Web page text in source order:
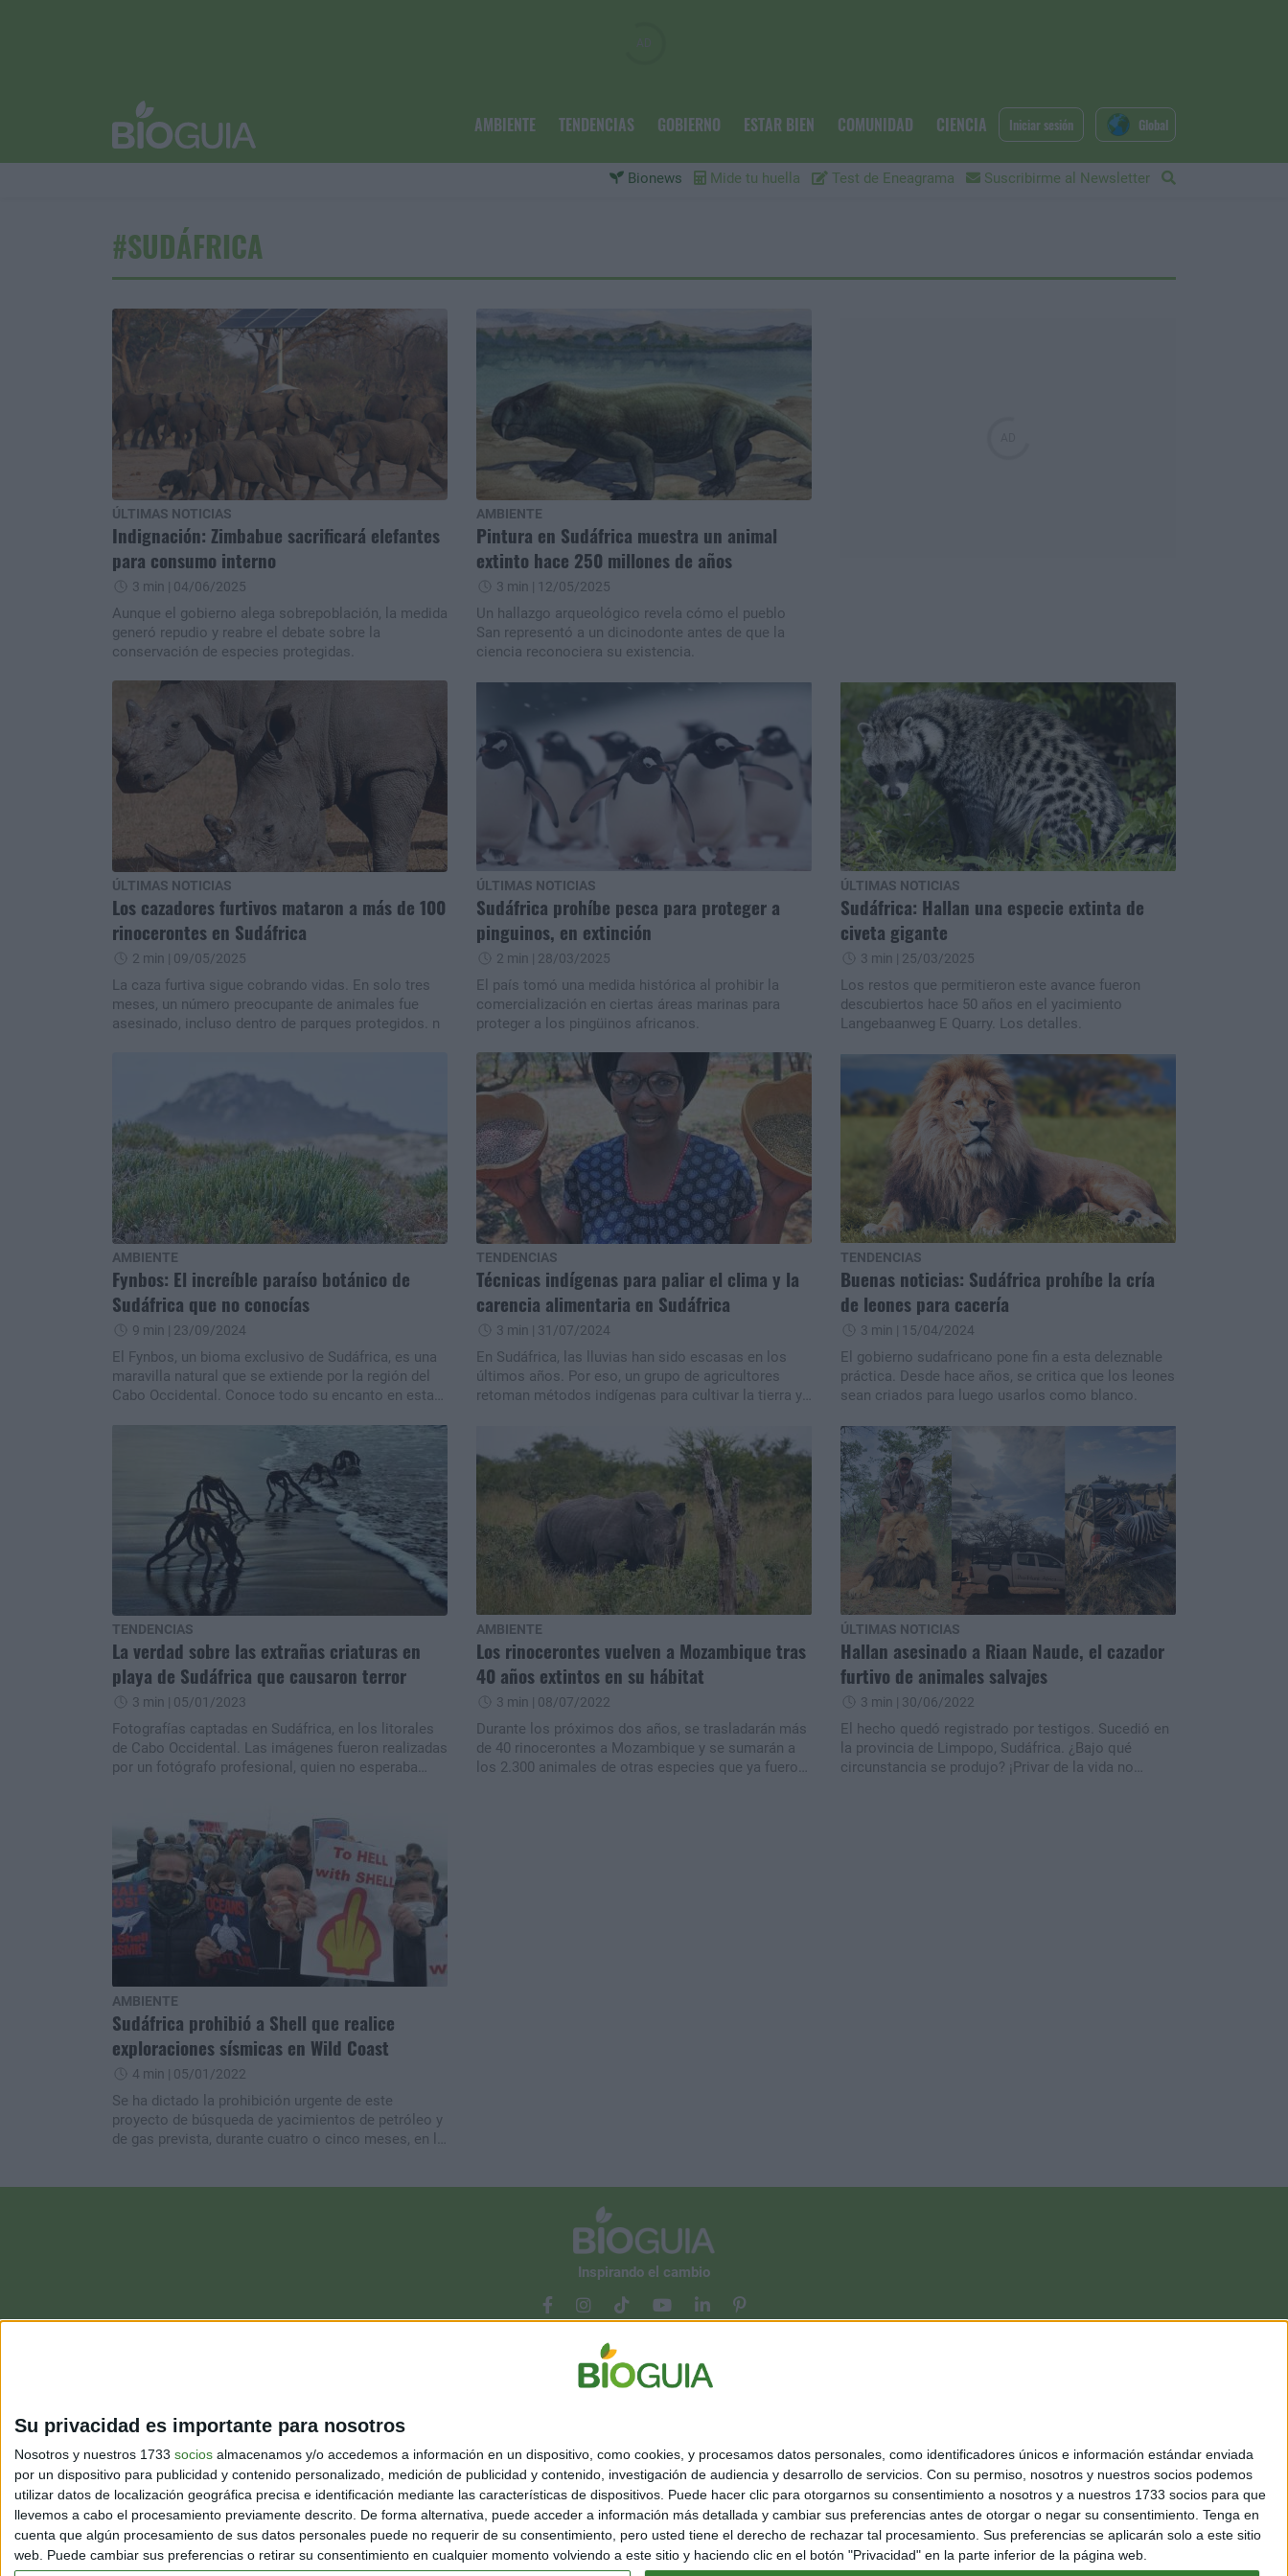
Su privacidad es importante para nosotros
Nosotros y nuestros 1733 socios almacenamos y/o accedemos a información en un dispositivo, como cookies, y procesamos datos personales, como identificadores únicos e información estándar enviada
por un dispositivo para publicidad y contenido personalizado, medición de publicidad y contenido, investigación de audiencia y desarrollo de servicios. Con su permiso, nosotros y nuestros socios podemos
utilizar datos de localización geográfica precisa e identificación mediante las características de dispositivos. Puede hacer clic para otorgarnos su consentimiento a nosotros y a nuestros 1733 socios para que
llevemos a cabo el procesamiento previamente descrito. De forma alternativa, puede acceder a información más detallada y cambiar sus preferencias antes de otorgar o negar su consentimiento. Tenga en
cuenta que algún procesamiento de sus datos personales puede no requerir de su consentimiento, pero usted tiene el derecho de rechazar tal procesamiento. Sus preferencias se aplicarán solo a este sitio
web. Puede cambiar sus preferencias o retirar su consentimiento en cualquier momento volviendo a este sitio y haciendo clic en el botón "Privacidad" en la parte inferior de la página web.
AMBIENTE TENDENCIAS GOBIERNO ESTAR BIEN COMUNIDAD CIENCIA
Bionews Mide tu huella Test de Eneagrama Suscribirme al Newsletter
Iniciar sesión Global
#SUDÁFRICA
ÚLTIMAS NOTICIAS
Indignación: Zimbabue sacrificará elefantes
para consumo interno
3 min | 04/06/2025
Aunque el gobierno alega sobrepoblación, la medida
generó repudio y reabre el debate sobre la
conservación de especies protegidas.
AMBIENTE
Pintura en Sudáfrica muestra un animal
extinto hace 250 millones de años
3 min | 12/05/2025
Un hallazgo arqueológico revela cómo el pueblo
San representó a un dicinodonte antes de que la
ciencia reconociera su existencia.
ÚLTIMAS NOTICIAS
Los cazadores furtivos mataron a más de 100
rinocerontes en Sudáfrica
2 min | 09/05/2025
La caza furtiva sigue cobrando vidas. En solo tres
meses, un número preocupante de animales fue
asesinado, incluso dentro de parques protegidos. n
ÚLTIMAS NOTICIAS
Sudáfrica prohíbe pesca para proteger a
pinguinos, en extinción
2 min | 28/03/2025
El país tomó una medida histórica al prohibir la
comercialización en ciertas áreas marinas para
proteger a los pingüinos africanos.
ÚLTIMAS NOTICIAS
Sudáfrica: Hallan una especie extinta de
civeta gigante
3 min | 25/03/2025
Los restos que permitieron este avance fueron
descubiertos hace 50 años en el yacimiento
Langebaanweg E Quarry. Los detalles.
AMBIENTE
Fynbos: El increíble paraíso botánico de
Sudáfrica que no conocías
9 min | 23/09/2024
El Fynbos, un bioma exclusivo de Sudáfrica, es una
maravilla natural que se extiende por la región del
Cabo Occidental. Conoce todo su encanto en esta
TENDENCIAS
Técnicas indígenas para paliar el clima y la
carencia alimentaria en Sudáfrica
3 min | 31/07/2024
En Sudáfrica, las lluvias han sido escasas en los
últimos años. Por eso, un grupo de agricultores
retoman métodos indígenas para cultivar la tierra y
TENDENCIAS
Buenas noticias: Sudáfrica prohíbe la cría
de leones para cacería
3 min | 15/04/2024
El gobierno sudafricano pone fin a esta deleznable
práctica. Desde hace años, se critica que los leones
sean criados para luego usarlos como blanco.
TENDENCIAS
La verdad sobre las extrañas criaturas en
playa de Sudáfrica que causaron terror
3 min | 05/01/2023
Fotografías captadas en Sudáfrica, en los litorales
de Cabo Occidental. Las imágenes fueron realizadas
por un fotógrafo profesional, quien no esperaba
AMBIENTE
Los rinocerontes vuelven a Mozambique tras
40 años extintos en su hábitat
3 min | 08/07/2022
Durante los próximos dos años, se trasladarán más
de 40 rinocerontes a Mozambique y se sumarán a
los 2.300 animales de otras especies que ya fueron
ÚLTIMAS NOTICIAS
Hallan asesinado a Riaan Naude, el cazador
furtivo de animales salvajes
3 min | 30/06/2022
El hecho quedó registrado por testigos. Sucedió en
la provincia de Limpopo, Sudáfrica. ¿Bajo qué
circunstancia se produjo? ¡Privar de la vida no
AMBIENTE
Sudáfrica prohibió a Shell que realice
exploraciones sísmicas en Wild Coast
4 min | 05/01/2022
Se ha dictado la prohibición urgente de este
proyecto de búsqueda de yacimientos de petróleo y
de gas prevista, durante cuatro o cinco meses, en la
Inspirando el cambio
Contacto
Acerca de nosotros
Política de cookies Política de privacidad Configurar privacidad
©Bioguia 2026. Todos los derechos reservados